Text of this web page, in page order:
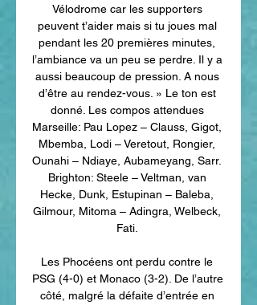
Vélodrome car les supporters
peuvent t’aider mais si tu joues mal
pendant les 20 premières minutes,
l’ambiance va un peu se perdre. Il y a
aussi beaucoup de pression. A nous
d’être au rendez-vous. » Le ton est
donné. Les compos attendues
Marseille: Pau Lopez – Clauss, Gigot,
Mbemba, Lodi – Veretout, Rongier,
Ounahi – Ndiaye, Aubameyang, Sarr.
Brighton: Steele – Veltman, van
Hecke, Dunk, Estupinan – Baleba,
Gilmour, Mitoma – Adingra, Welbeck,
Fati.
Les Phocéens ont perdu contre le
PSG (4-0) et Monaco (3-2). De l’autre
côté, malgré la défaite d’entrée en